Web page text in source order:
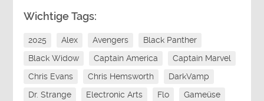
Wichtige Tags:
2025 Alex Avengers
Black Panther
Black Widow
Captain America
Captain Marvel
Chris Evans
Chris Hemsworth
DarkVamp
Dr. Strange
Electronic Arts Flo
Gameüse